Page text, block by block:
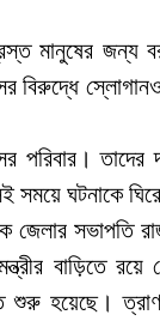
মানুষের জন্য
বিরুদ্ধে
তাদের
ঘটনাকে ঘিরে
সভাপতি
বাড়িতে
হয়েছে।